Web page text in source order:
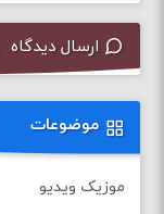
ارسال دیدگاه
موضوعات
موزیک ویدیو